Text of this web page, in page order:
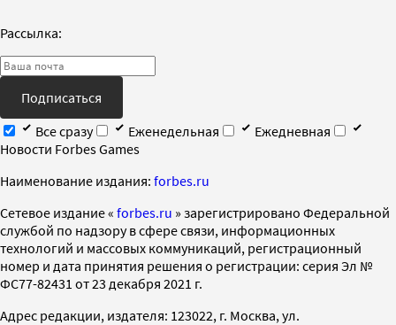
Рассылка:
Подписаться
Все сразу
Еженедельная
Ежедневная
Новости Forbes Games
Наименование издания: forbes.ru
Cетевое издание « forbes.ru » зарегистрировано Федеральной
службой по надзору в сфере связи, информационных
технологий и массовых коммуникаций, регистрационный
номер и дата принятия решения о регистрации: серия Эл №
ФС77-82431 от 23 декабря 2021 г.
Адрес редакции, издателя: 123022, г. Москва, ул.